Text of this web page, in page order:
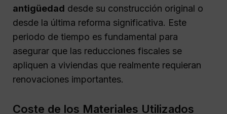
antigüedad desde su construcción original o
desde la última reforma significativa. Este
periodo de tiempo es fundamental para
asegurar que las reducciones fiscales se
apliquen a viviendas que realmente requieran
renovaciones importantes.
Coste de los Materiales Utilizados